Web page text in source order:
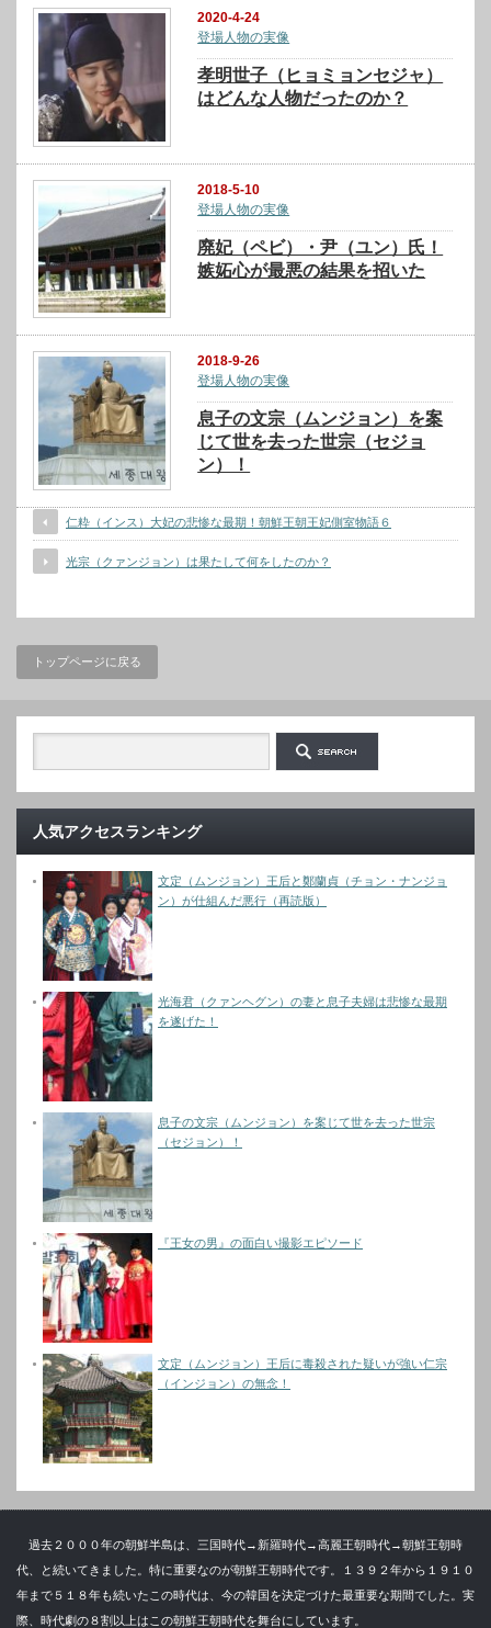
2020-4-24
登場人物の実像
孝明世子（ヒョミョンセジャ）
はどんな人物だったのか？
2018-5-10
登場人物の実像
廃妃（ペビ）・尹（ユン）氏！
嫉妬心が最悪の結果を招いた
2018-9-26
登場人物の実像
息子の文宗（ムンジョン）を案
じて世を去った世宗（セジョ
ン）！
仁粋（インス）大妃の悲惨な最期！朝鮮王朝王妃側室物語６
光宗（クァンジョン）は果たして何をしたのか？
トップページに戻る
人気アクセスランキング
文定（ムンジョン）王后と鄭蘭貞（チョン・ナンジョ
ン）が仕組んだ悪行（再読版）
光海君（クァンヘグン）の妻と息子夫婦は悲惨な最期
を遂げた！
息子の文宗（ムンジョン）を案じて世を去った世宗
（セジョン）！
『王女の男』の面白い撮影エピソード
文定（ムンジョン）王后に毒殺された疑いが強い仁宗
（インジョン）の無念！
過去２０００年の朝鮮半島は、三国時代→新羅時代→高麗王朝時代→朝鮮王朝時
代、と続いてきました。特に重要なのが朝鮮王朝時代です。１３９２年から１９１０
年まで５１８年も続いたこの時代は、今の韓国を決定づけた最重要な期間でした。実
際、時代劇の８割以上はこの朝鮮王朝時代を舞台にしています。